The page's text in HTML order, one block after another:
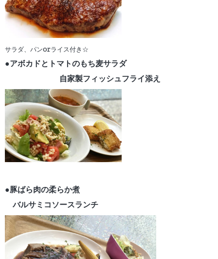
サラダ、パンorライス付き☆
●アボカドとトマトのもち麦サラダ
自家製フィッシュフライ添え
●豚ばら肉の柔らか煮
バルサミコソースランチ